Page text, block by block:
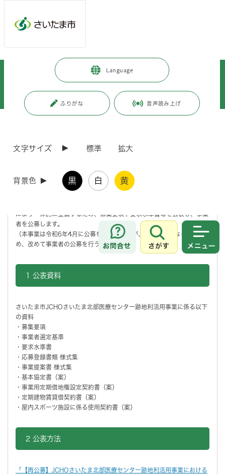
Language
ふりがな 音声読み上げ
文字サイズ 標準 拡大
背景色 黒 白 黄
お問合せ
さがす
市政情報 広報・報道 > 記者への情報提供
>
おける事業者を再公募します
（令和7年4月2日発表）JCHOさいたま北部医療セ
により一体的に整備するため、募集要項や要求水準書等を公表し、事業
者を公募します。
（本事業は令和6年4月に公募を行いましたが、入札不調となったた
め、改めて事業者の公募を行うものです。)
1 公表資料
さいたま市JCHOさいたま北部医療センター跡地利活用事業に係る以下
の資料
・募集要項
・事業者選定基準
・要求水準書
・応募登録書類 様式集
・事業提案書 様式集
・基本協定書（案）
・事業用定期借地権設定契約書（案）
・定期建物賃貸借契約書（案）
・屋内スポーツ施設に係る使用契約書（案）
2 公表方法
「
【再公募】JCHOさいたま北部医療センター跡地利活用事業における